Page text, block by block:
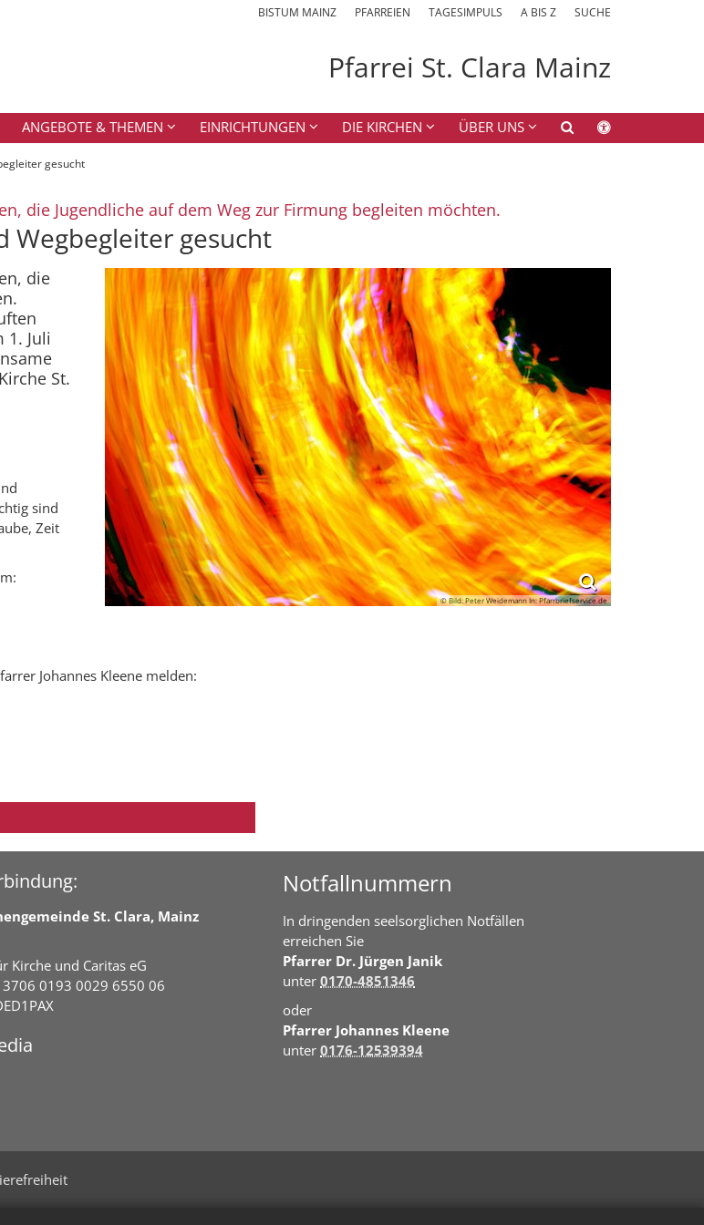
BISTUM MAINZ PFARREIEN TAGESIMPULS A BIS Z SUCHE
Pfarrei St. Clara Mainz
ANGEBOTE & THEMEN EINRICHTUNGEN DIE KIRCHEN ÜBER UNS
gesucht
die Jugendliche auf dem Weg zur Firmung begleiten möchten.
Wegbegleiter gesucht
© Bild: Peter Weidemann In: Pfarrbriefservice.de
die
1. Juli
St.
sind
Zeit
Johannes Kleene melden:
St. Clara, Mainz
Kirche und Caritas eG
3706 0193 0029 6550 06
Notfallnummern
In dringenden seelsorglichen Notfällen
erreichen Sie
Pfarrer Dr. Jürgen Janik
unter 0170-4851346
oder
Pfarrer Johannes Kleene
unter 0176-12539394